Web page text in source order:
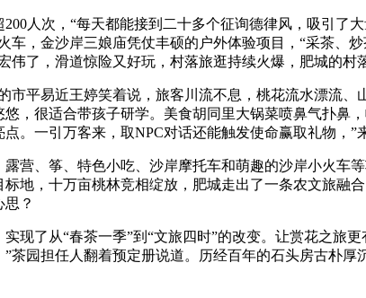
人次，“每天都能接到二十多个征询德律风，吸引了
车，金沙岸三娘庙凭仗丰硕的户外体验项目，“采茶、
伟了，滑道惊险又好玩，村落旅逛持续火爆，肥城的
平易近王婷笑着说，旅客川流不息，桃花流水漂流、
，很适合带孩子研学。美食胡同里大锅菜喷鼻气扑鼻
。一引万客来，取NPC对话还能触发使命赢取礼物，”
、筝、特色小吃、沙岸摩托车和萌趣的沙岸小火车等
标地，十万亩桃林竞相绽放，肥城走出了一条农文旅融
？
了从“春茶一季”到“文旅四时”的改变。让赏花之旅
茶园担任人翻着预定册说道。历经百年的石头房古朴